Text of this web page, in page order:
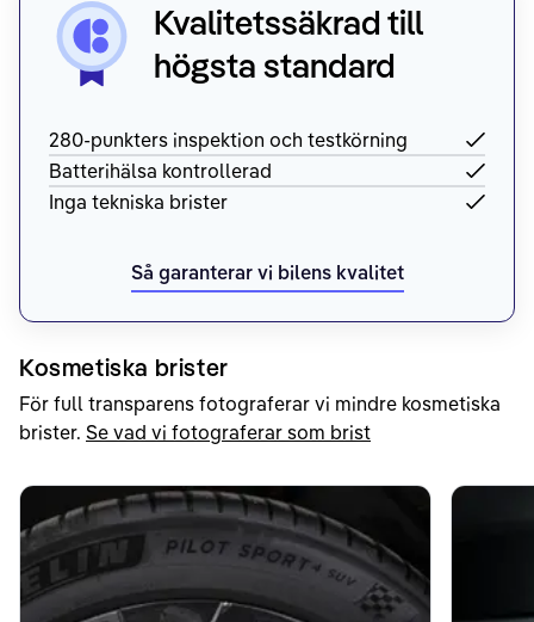
Kvalitetssäkrad till
högsta standard
280-punkters inspektion och testkörning
Batterihälsa kontrollerad
Inga tekniska brister
Så garanterar vi bilens kvalitet
Kosmetiska brister
För full transparens fotograferar vi mindre kosmetiska
brister. Se vad vi fotograferar som brist